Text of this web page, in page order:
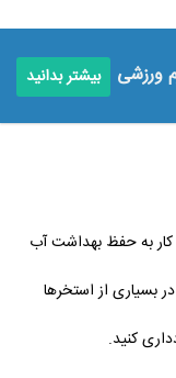
ورزشی بیشتر بدانید
به حفظ بهداشت آب
بسیاری از استخرها
کنید.